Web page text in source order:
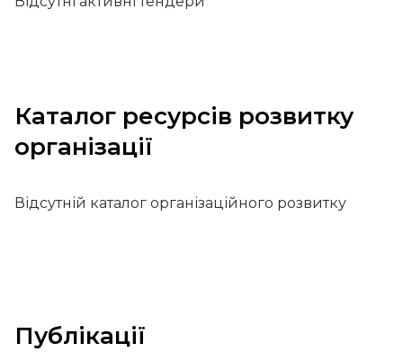
Каталог ресурсів розвитку
організації
Відсутній каталог організаційного розвитку
Публікації